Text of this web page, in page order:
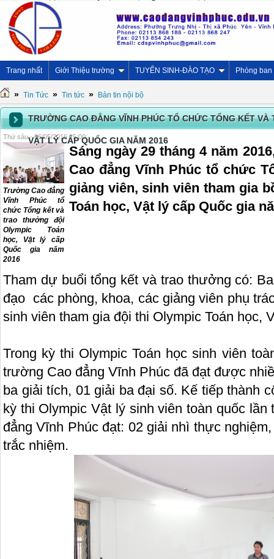
Trang nhất Giới Thiệu trường TUYỂN SINH-ĐÀO TẠO Phòng ban
» Tin Tức » Tin tức » Bản tin nội bộ
TRƯỜNG CAO ĐẲNG VĨNH PHÚC TỔ CHỨC TỔNG KẾT
VẬT LÝ CẤP QUỐC GIA NĂM 2016
Thứ sáu - 06/05/2016 15:00
Trường Cao đẳng
Vĩnh Phúc tổ
chức Tổng kết và
trao thưởng đội
Olympic Toán
học, Vật lý cấp
Quốc gia năm
2016
Sáng ngày 29 tháng 4 năm
Cao đẳng Vĩnh Phúc tổ chức
giảng viên, sinh viên tham gia
Toán học, Vật lý cấp Quốc gia
Tham dự buổi tổng kết và trao thưởng có:
đạo các phòng, khoa, các giảng viên phụ
sinh viên tham gia đội thi Olympic Toán học,
Trong kỳ thi Olympic Toán học sinh viên
trường Cao đẳng Vĩnh Phúc đã đạt được
ba giải tích, 01 giải ba đại số. Kế tiếp thành
kỳ thi Olympic Vật lý sinh viên toàn quốc
đẳng Vĩnh Phúc đạt: 02 giải nhì thực
trắc nhiệm.